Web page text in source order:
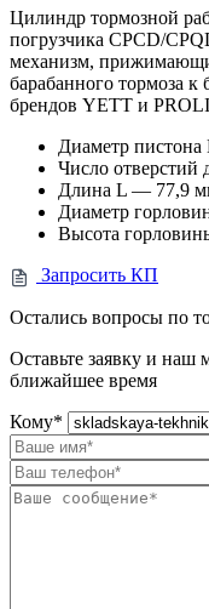
Цилиндр тормозной
погрузчика CPCD/
механизм,
барабанного тормоза
брендов YETT и
Диаметр
Число
Длина L — 77,9
Диаметр
Высота
Запросить КП
Остались вопросы по
Оставьте заявку и наш
ближайшее время
Кому*